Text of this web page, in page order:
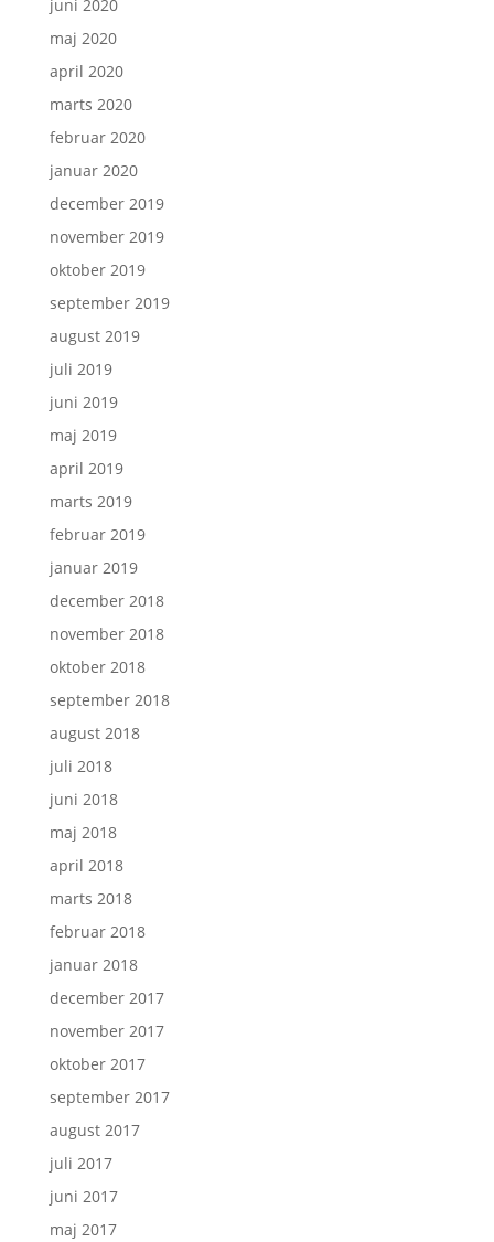
juni 2020
maj 2020
april 2020
marts 2020
februar 2020
januar 2020
december 2019
november 2019
oktober 2019
september 2019
august 2019
juli 2019
juni 2019
maj 2019
april 2019
marts 2019
februar 2019
januar 2019
december 2018
november 2018
oktober 2018
september 2018
august 2018
juli 2018
juni 2018
maj 2018
april 2018
marts 2018
februar 2018
januar 2018
december 2017
november 2017
oktober 2017
september 2017
august 2017
juli 2017
juni 2017
maj 2017